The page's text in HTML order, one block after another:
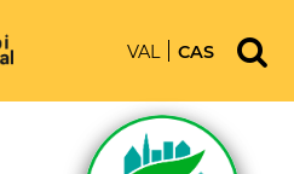
VAL CAS